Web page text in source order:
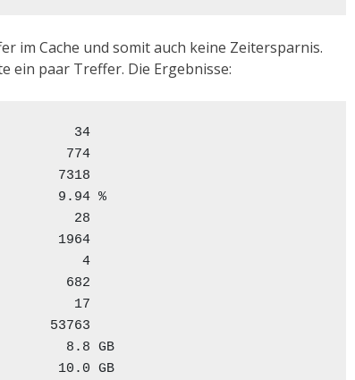
im Cache und somit auch keine Zeitersparnis.
ein paar Treffer. Die Ergebnisse:
34
774
7318
9.94 %
28
1964
4
682
17
53763
8.8 GB